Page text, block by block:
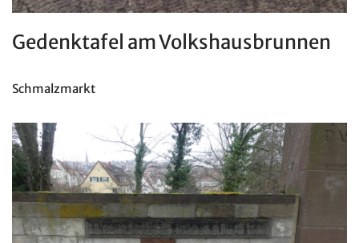
Gedenktafel am Volkshausbrunnen
Schmalzmarkt